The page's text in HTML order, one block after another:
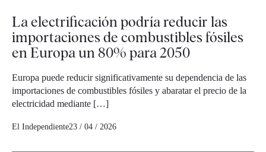
La electrificación podría reducir las
importaciones de combustibles fósiles
en Europa un 80% para 2050
Europa puede reducir significativamente su dependencia de las
importaciones de combustibles fósiles y abaratar el precio de la
electricidad mediante […]
El Independiente23 / 04 / 2026